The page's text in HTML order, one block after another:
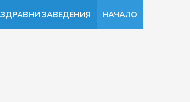
ЗДРАВНИ ЗАВЕДЕНИЯ НАЧАЛО